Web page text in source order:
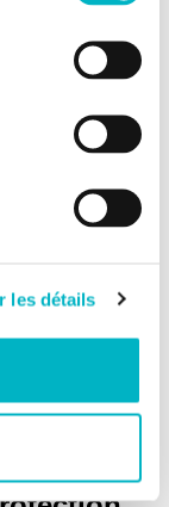
les détails